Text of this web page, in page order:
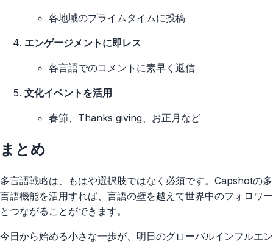
各地域のプライムタイムに投稿
エンゲージメントに即レス
各言語でのコメントに素早く返信
文化イベントを活用
春節、Thanks giving、お正月など
まとめ
多言語戦略は、もはや選択肢ではなく必須です。Capshotの多
言語機能を活用すれば、言語の壁を越えて世界中のフォロワー
とつながることができます。
今日から始める小さな一歩が、明日のグローバルインフルエン